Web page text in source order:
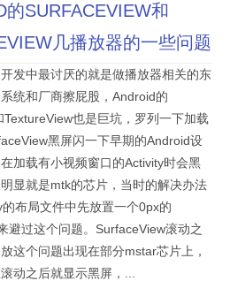
的SURFACEVIEW和
几播放器的一些问题
中最讨厌的就是做播放器相关的东
统和厂商擦屁股，Android的
TextureView也是巨坑，罗列一下加载
黑屏闪一下早期的Android设
加载有小视频窗口的Activity时会黑
显就是mtk的芯片，当时的解决办法
布局文件中先放置一个0px的
避过这个问题。SurfaceView滚动之
这个问题出现在部分mstar芯片上，
动之后就显示黑屏，...